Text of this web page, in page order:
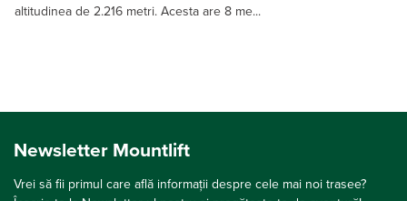
altitudinea de 2.216 metri. Acesta are 8 me...
Newsletter Mountlift
Vrei să fii primul care află informații despre cele mai noi trasee?